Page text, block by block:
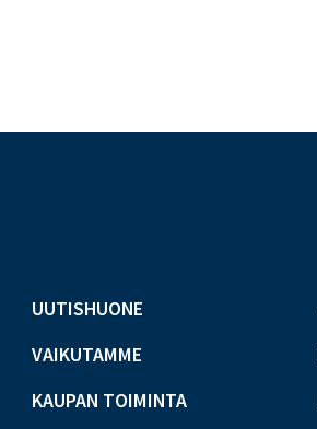
UUTISHUONE
VAIKUTAMME
KAUPAN TOIMINTA